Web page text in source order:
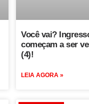
Você vai?
começam a ser
(4)!
LEIA AGORA »